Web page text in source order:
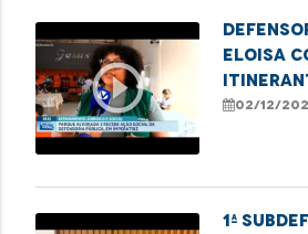
play_circle_outline
Eloisa
02/12/
1ª